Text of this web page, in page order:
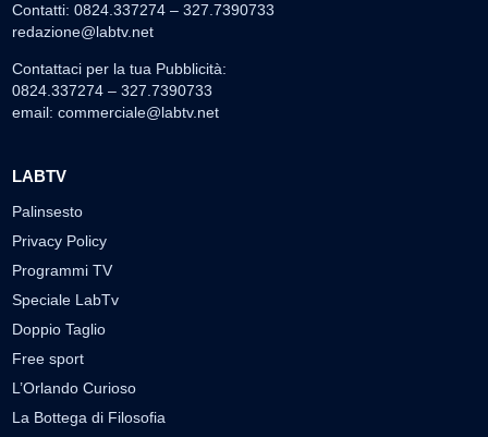
Contatti: 0824.337274 – 327.7390733
redazione@labtv.net
Contattaci per la tua Pubblicità:
0824.337274 – 327.7390733
email: commerciale@labtv.net
LABTV
Palinsesto
Privacy Policy
Programmi TV
Speciale LabTv
Doppio Taglio
Free sport
L’Orlando Curioso
La Bottega di Filosofia